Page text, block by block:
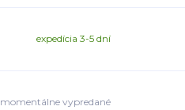
expedícia 3-5 dní
momentálne vypredané